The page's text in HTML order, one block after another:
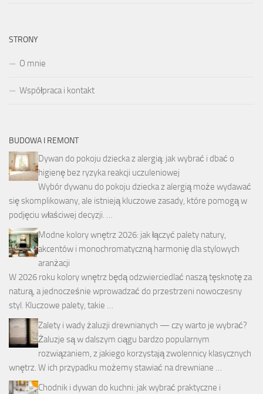
STRONY
O mnie
Współpraca i kontakt
BUDOWA I REMONT
Dywan do pokoju dziecka z alergią: jak wybrać i dbać o
higienę bez ryzyka reakcji uczuleniowej
Wybór dywanu do pokoju dziecka z alergią może wydawać
się skomplikowany, ale istnieją kluczowe zasady, które pomogą w
podjęciu właściwej decyzji. …
Modne kolory wnętrz 2026: jak łączyć palety natury,
akcentów i monochromatyczną harmonię dla stylowych
aranżacji
W 2026 roku kolory wnętrz będą odzwierciedlać naszą tęsknotę za
naturą, a jednocześnie wprowadzać do przestrzeni nowoczesny
styl. Kluczowe palety, takie …
Zalety i wady żaluzji drewnianych — czy warto je wybrać?
Żaluzje są w dalszym ciągu bardzo popularnym
rozwiązaniem, z jakiego korzystają zwolennicy klasycznych
wnętrz. W ich przypadku możemy stawiać na drewniane …
Chodnik i dywan do kuchni: jak wybrać praktyczne i